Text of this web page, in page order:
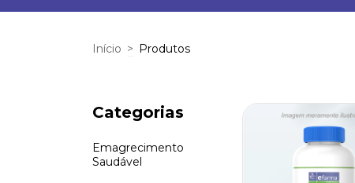
Início > Produtos
Categorias
Emagrecimento
Saudável